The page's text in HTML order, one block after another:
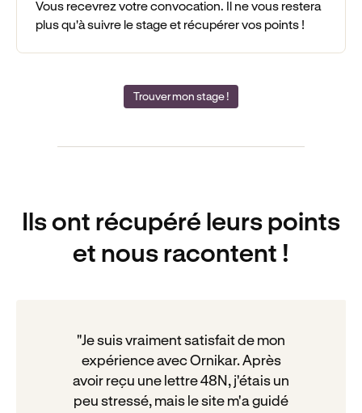
Vous recevrez votre convocation. Il ne vous restera
plus qu'à suivre le stage et récupérer vos points !
Trouver mon stage !
Ils ont récupéré leurs points
et nous racontent !
"Je suis vraiment satisfait de mon
expérience avec Ornikar. Après
avoir reçu une lettre 48N, j'étais un
peu stressé, mais le site m'a guidé